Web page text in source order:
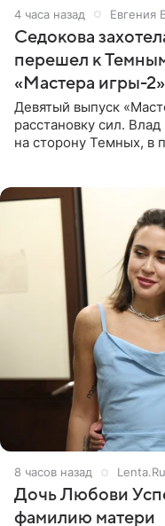
4 часа назад Евгения
Седокова
перешел к
«Мастера игры-2»
Девятый выпуск
расстановку сил.
на сторону Темных, в
8 часов назад Lenta.Ru
Дочь Любови
фамилию матери